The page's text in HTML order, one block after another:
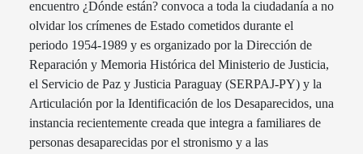
encuentro ¿Dónde están? convoca a toda la ciudadanía a no
olvidar los crímenes de Estado cometidos durante el
periodo 1954-1989 y es organizado por la Dirección de
Reparación y Memoria Histórica del Ministerio de Justicia,
el Servicio de Paz y Justicia Paraguay (SERPAJ-PY) y la
Articulación por la Identificación de los Desaparecidos, una
instancia recientemente creada que integra a familiares de
personas desaparecidas por el stronismo y a las